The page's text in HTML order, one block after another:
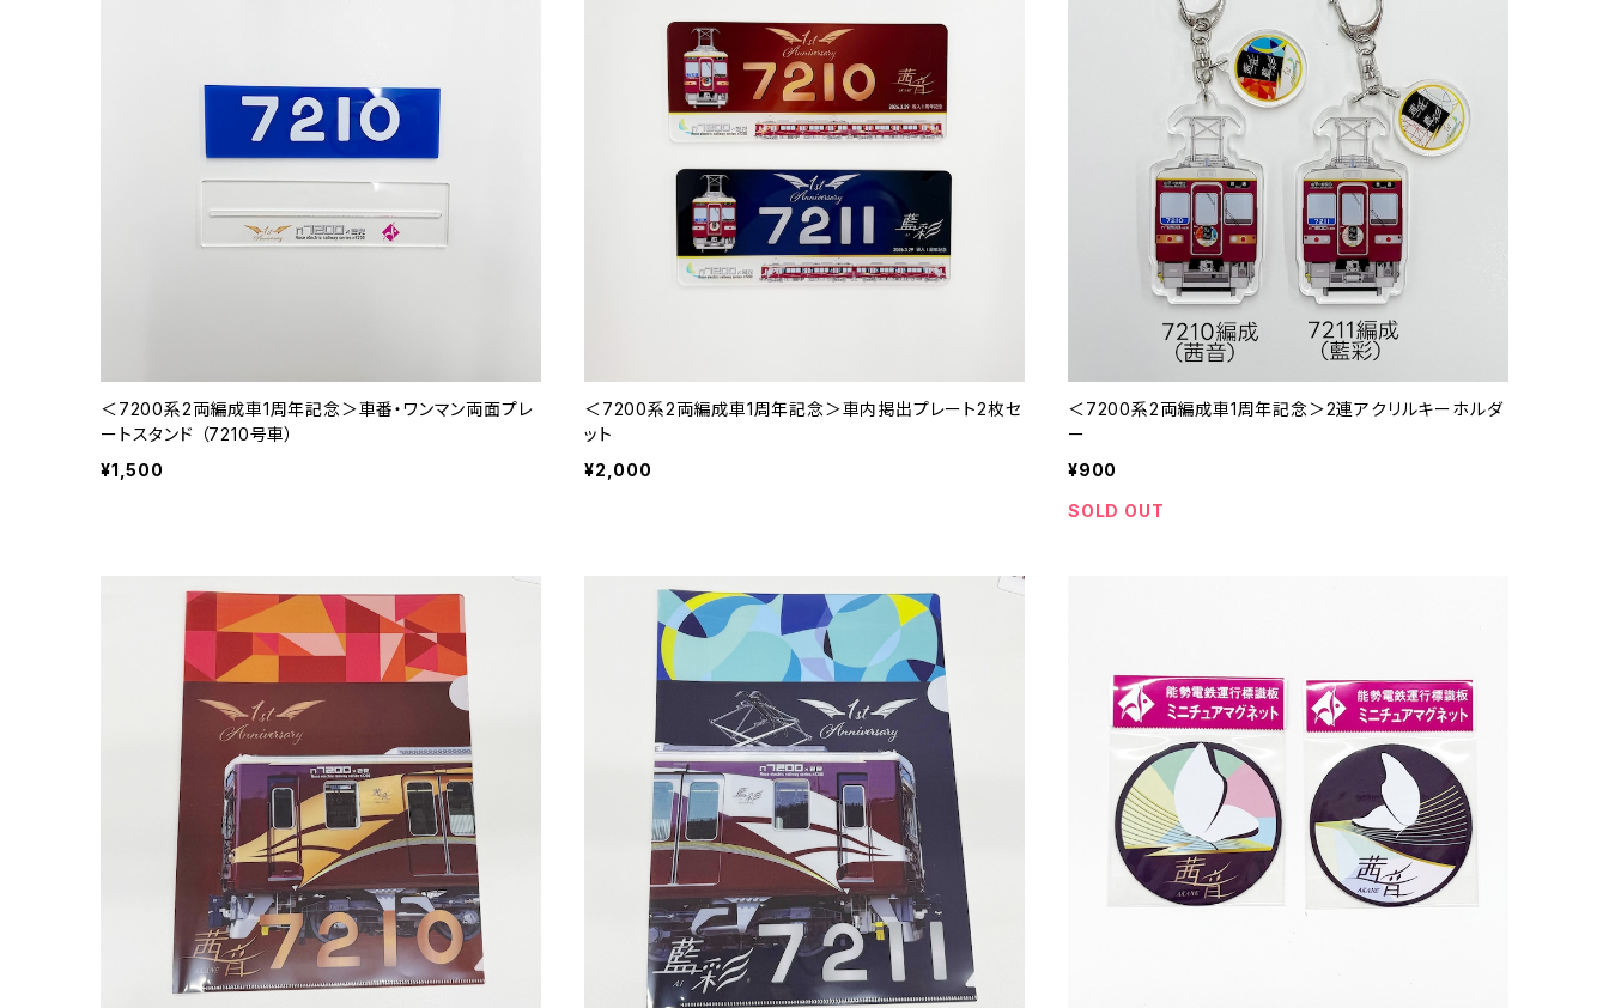
＜7200系2両編成車1周年記念＞車番・ワンマン両面プレ
ートスタンド （7210号車）
¥1,500
＜7200系2両編成車1周年記念＞車内掲出プレート2枚セ
ット
¥2,000
＜7200系2両編成車1周年記念＞2連アクリルキーホルダ
ー
¥900
SOLD OUT